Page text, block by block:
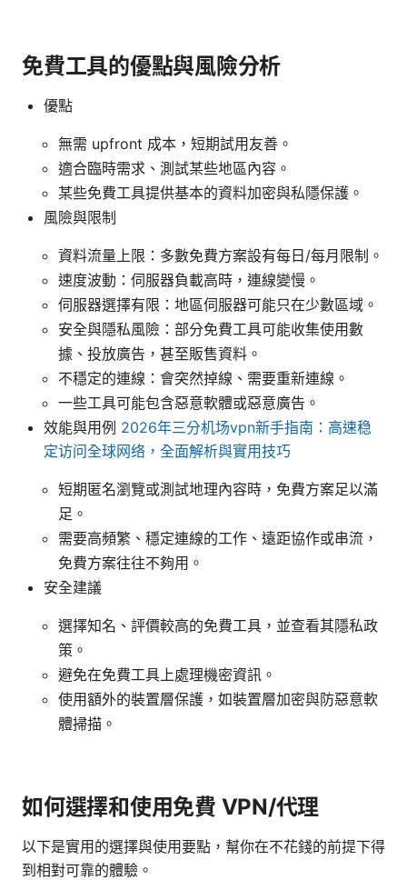
免費工具的優點與風險分析
優點
無需 upfront 成本，短期試用友善。
適合臨時需求、測試某些地區內容。
某些免費工具提供基本的資料加密與私隱保護。
風險與限制
資料流量上限：多數免費方案設有每日/每月限制。
速度波動：伺服器負載高時，連線變慢。
伺服器選擇有限：地區伺服器可能只在少數區域。
安全與隱私風險：部分免費工具可能收集使用數
據、投放廣告，甚至販售資料。
不穩定的連線：會突然掉線、需要重新連線。
一些工具可能包含惡意軟體或惡意廣告。
效能與用例 2026年三分机场vpn新手指南：高速稳
定访问全球网络，全面解析與實用技巧
短期匿名瀏覽或測試地理內容時，免費方案足以滿
足。
需要高頻繁、穩定連線的工作、遠距協作或串流，
免費方案往往不夠用。
安全建議
選擇知名、評價較高的免費工具，並查看其隱私政
策。
避免在免費工具上處理機密資訊。
使用額外的裝置層保護，如裝置層加密與防惡意軟
體掃描。
如何選擇和使用免費 VPN/代理
以下是實用的選擇與使用要點，幫你在不花錢的前提下得
到相對可靠的體驗。